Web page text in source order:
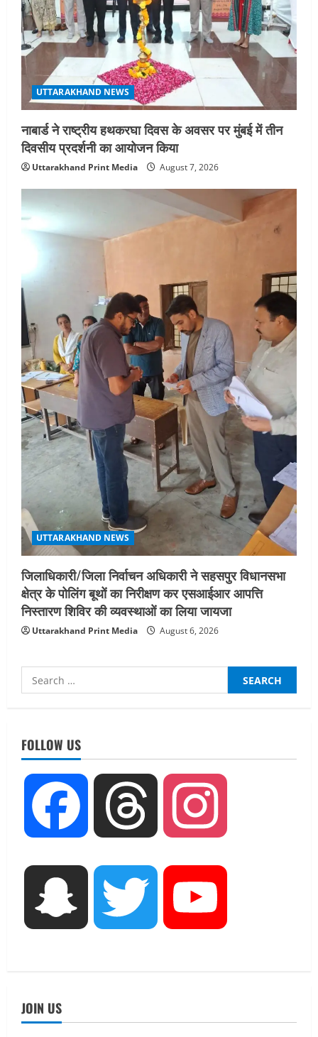
UTTARAKHAND NEWS
नाबार्ड ने राष्ट्रीय हथकरघा दिवस के अवसर पर मुंबई में तीन
दिवसीय प्रदर्शनी का आयोजन किया
Uttarakhand Print Media August 7, 2026
UTTARAKHAND NEWS
जिलाधिकारी/जिला निर्वाचन अधिकारी ने सहसपुर विधानसभा
क्षेत्र के पोलिंग बूथों का निरीक्षण कर एसआईआर आपत्ति
निस्तारण शिविर की व्यवस्थाओं का लिया जायजा
Uttarakhand Print Media August 6, 2026
Search
for:
FOLLOW US
Facebook Threads
Snapchat Twitter
JOIN US
August 7, 2026
UTTARAKHAND NEWS
जिलाधिकारी/जिला निर्वाचन अधिकारी ने
सहसपुर विधानसभा क्षेत्र के पोलिंग बूथों का
August 6, 2026
UTTARAKHAND NEWS
तीलू रौतेली पुरस्कार के लिए 13 वीरांगनाओं का
चयन : रेखा आर्या